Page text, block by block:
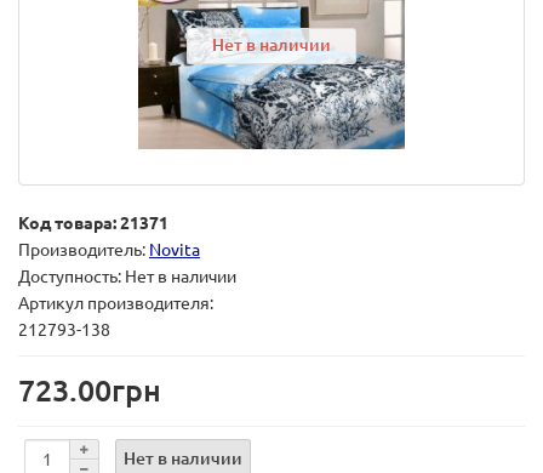
Нет в наличии
Код товара: 21371
Производитель: Novita
Доступность: Нет в наличии
Артикул производителя:
212793-138
723.00грн
Нет в наличии